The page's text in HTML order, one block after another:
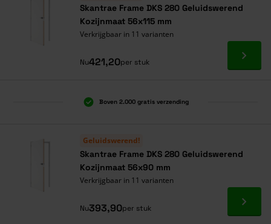
Skantrae Frame DKS 280 Geluidswerend
Kozijnmaat 56x115 mm
Verkrijgbaar in 11 varianten
Nu421,20per stuk Ga
Boven 2.000 gratis verzending
Geluidswerend!
Skantrae Frame DKS 280 Geluidswerend
Kozijnmaat 56x90 mm
Verkrijgbaar in 11 varianten
Nu393,90per stuk Ga